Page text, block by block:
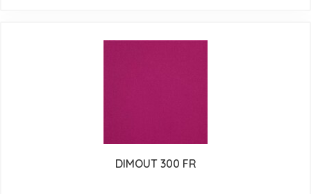
DIMOUT 300 FR